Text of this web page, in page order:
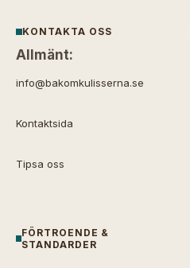
KONTAKTA OSS
Allmänt:
info@bakomkulisserna.se
Kontaktsida
Tipsa oss
FÖRTROENDE &
STANDARDER